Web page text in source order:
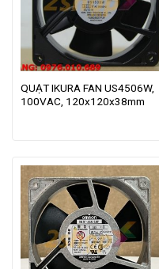
QUẠT IKURA FAN US4506W,
100VAC, 120x120x38mm